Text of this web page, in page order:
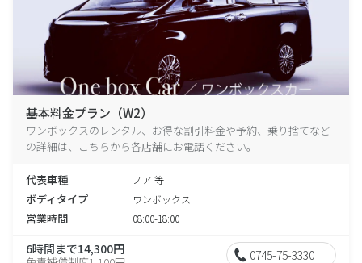
基本料金プラン（W2）
ワンボックスのレンタル、お得な割引料金や予約、乗り捨てなど
の詳細は、こちらから各店舗にお電話ください。
代表車種 ノア 等
ボディタイプ ワンボックス
営業時間 08:00-18:00
6時間まで14,300円 0745-75-3330